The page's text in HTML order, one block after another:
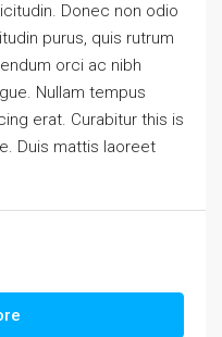
Donec non odio
purus, quis rutrum
orci ac nibh
Nullam tempus
erat. Curabitur this is
Duis mattis laoreet